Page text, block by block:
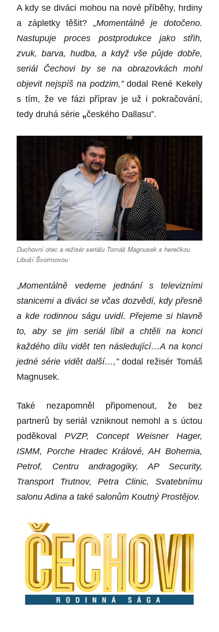
A kdy se diváci mohou na nové příběhy, hrdiny
a zápletky těšit? „Momentálně je dotočeno.
Nastupuje proces postprodukce jako střih,
zvuk, barva, hudba, a když vše půjde dobře,
seriál Čechovi by se na obrazovkách mohl
objevit nejspíš na podzim,”dodal René Kekely
s tím, že ve fázi příprav je už i pokračování,
tedy druhá série „českého Dallasu”.
Duchovní otec a režisér seriálu Tomáš Magnusek s herečkou
Libuší Švormovou
„Momentálně vedeme jednání s televizními
stanicemi a diváci se včas dozvědí, kdy přesně
a kde rodinnou ságu uvidí. Přejeme si hlavně
to, aby se jim seriál líbil a chtěli na konci
každého dílu vidět ten následující…A na konci
jednésérie vidět další…,”dodal režisér Tomáš
Magnusek.
Také nezapomněl připomenout, že bez
partnerů by seriál vzniknout nemohl a s úctou
poděkoval PVZP, Concept Weisner Hager,
ISMM, Porche Hradec Králové, AH Bohemia,
Petrof, Centru andragogiky, AP Security,
Transport Trutnov, Petra Clinic, Svatebnímu
salonu Adina a také salonům Koutný Prostějov.